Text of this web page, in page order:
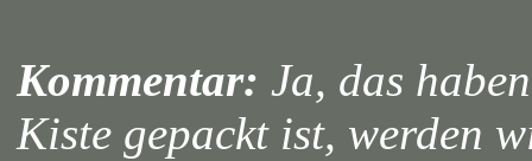
Kommentar: Ja, das
Kiste gepackt ist, werden